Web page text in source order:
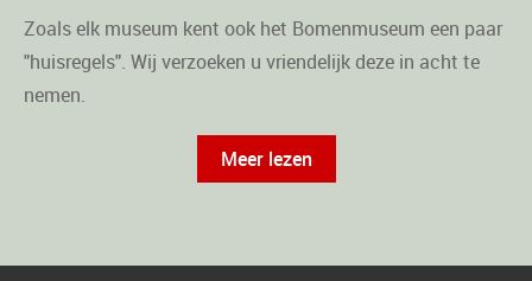
Zoals elk museum kent ook het Bomenmuseum een paar
"huisregels". Wij verzoeken u vriendelijk deze in acht te
nemen.
Meer lezen